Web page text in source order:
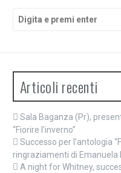
Articoli recenti
Sala Baganza (Pr),
“Fiorire l’inverno”
Successo per l’antologia
ringraziamenti di Emanuela
A night for Whitney,